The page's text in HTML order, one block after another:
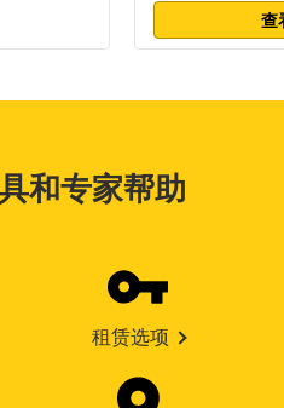
查
和专家帮助
租赁选项